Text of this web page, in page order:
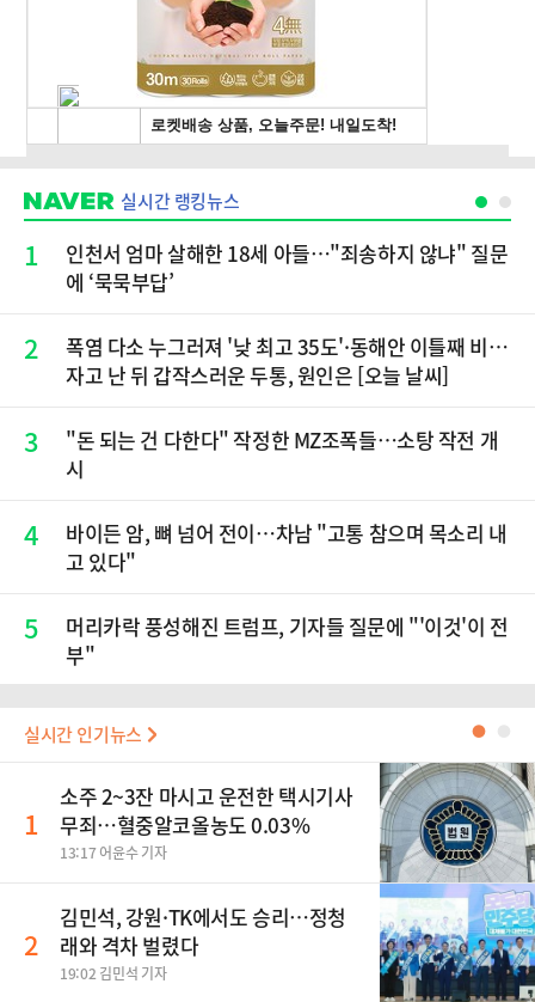
실시간 랭킹뉴스
1
인천서 엄마 살해한 18세 아들…"죄송하지 않냐" 질문
에 ‘묵묵부답’
2
폭염 다소 누그러져 '낮 최고 35도'·동해안 이틀째 비…
자고 난 뒤 갑작스러운 두통, 원인은 [오늘 날씨]
3
"돈 되는 건 다한다" 작정한 MZ조폭들…소탕 작전 개
시
4
바이든 암, 뼈 넘어 전이…차남 "고통 참으며 목소리 내
고 있다"
5
머리카락 풍성해진 트럼프, 기자들 질문에 "'이것'이 전
부"
실시간 인기뉴스 ●
1
소주 2~3잔 마시고 운전한 택시기사
무죄…혈중알코올농도 0.03%
13:17 어윤수 기자
2
김민석, 강원·TK에서도 승리…정청
래와 격차 벌렸다
19:02 김민석 기자